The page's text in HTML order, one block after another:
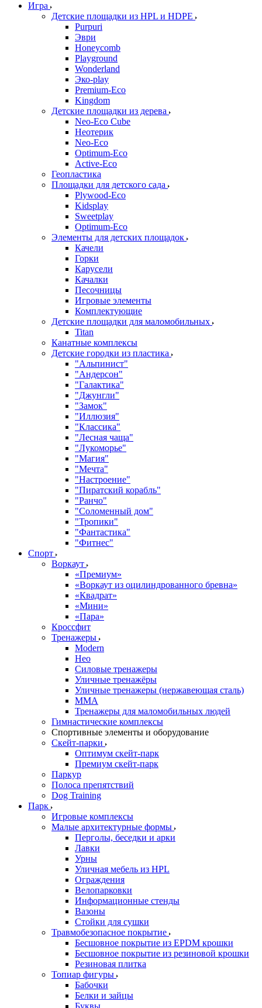
Игра
Детские площадки из HPL и HDPE
Purpuri
Эври
Honeycomb
Playground
Wonderland
Эко-play
Premium-Eco
Kingdom
Детские площадки из дерева
Neo-Eco Cube
Неотерик
Neo-Eco
Оptimum-Еco
Active-Eco
Геопластика
Площадки для детского сада
Plywood-Eco
Kidsplay
Sweetplay
Оptimum-Еco
Элементы для детских площадок
Качели
Горки
Карусели
Качалки
Песочницы
Игровые элементы
Комплектующие
Детские площадки для маломобильных
Titan
Канатные комплексы
Детские городки из пластика
"Альпинист"
"Андерсон"
"Галактика"
"Джунгли"
"Замок"
"Иллюзия"
"Классика"
"Лесная чаща"
"Лукоморье"
"Магия"
"Мечта"
"Настроение"
"Пиратский корабль"
"Ранчо"
"Соломенный дом"
"Тропики"
"Фантастика"
"Фитнес"
Спорт
Воркаут
«Премиум»
«Воркаут из оцилиндрованного бревна»
«Квадрат»
«Мини»
«Пара»
Кроссфит
Тренажеры
Modern
Нео
Силовые тренажеры
Уличные тренажёры
Уличные тренажеры (нержавеющая сталь)
ММА
Тренажеры для маломобильных людей
Гимнастические комплексы
Спортивные элементы и оборудование
Скейт-парки
Оптимум скейт-парк
Премиум скейт-парк
Паркур
Полоса препятствий
Dog Training
Парк
Игровые комплексы
Малые архитектурные формы
Перголы, беседки и арки
Лавки
Урны
Уличная мебель из HPL
Ограждения
Велопарковки
Информационные стенды
Вазоны
Стойки для сушки
Травмобезопасное покрытие
Бесшовное покрытие из EPDM крошки
Бесшовное покрытие из резиновой крошки
Резиновая плитка
Топиар фигуры
Бабочки
Белки и зайцы
Буквы